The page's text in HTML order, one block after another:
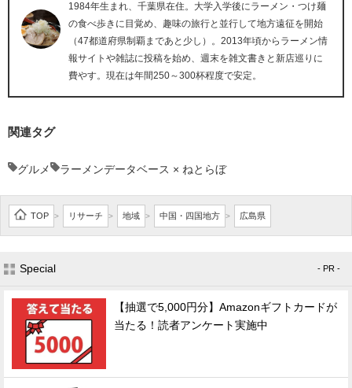
1984年生まれ、千葉県在住。大学入学後にラーメン・つけ麺
の食べ歩きに目覚め、趣味の旅行と並行して地方遠征を開始
（47都道府県制覇まであと少し）。2013年頃からラーメン情
報サイトや雑誌に投稿を始め、週末を雑文書きと新店巡りに
費やす。現在は年間250～300杯程度で安定。
関連タグ
グルメ ラーメンデータベース × ねとらぼ
TOP > リサーチ > 地域 > 中国・四国地方 > 広島県
Special - PR -
【抽選で5,000円分】Amazonギフトカードが
当たる！読者アンケート実施中